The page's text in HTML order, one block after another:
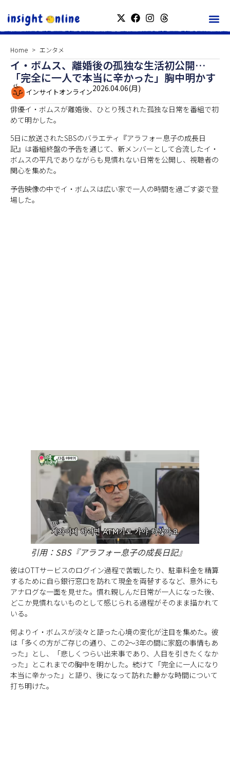
Home エンタメ
イ・ボムス、離婚後の孤独な生活初公開…
「完全に一人で本当に辛かった」胸中明かす
インサイトオンライン2026.04.06(月)
俳優イ・ボムスが離婚後、ひとり残された孤独な日常を番組で初
めて明かした。
5日に放送されたSBSのバラエティ『アラフォー息子の成長日
記』は番組終盤の予告を通じて、新メンバーとして合流したイ・
ボムスの平凡でありながらも見慣れない日常を公開し、視聴者の
関心を集めた。
予告映像の中でイ・ボムスは広い家で一人の時間を過ごす姿で登
場した。
引用：SBS『アラフォー息子の成長日記』
彼はOTTサービスのログイン過程で苦戦したり、駐車料金を精算
するために自ら銀行窓口を訪れて現金を両替するなど、意外にも
アナログな一面を見せた。慣れ親しんだ日常が一人になった後、
どこか見慣れないものとして感じられる過程がそのまま描かれて
いる。
何よりイ・ボムスが淡々と語った心境の変化が注目を集めた。彼
は「多くの方がご存じの通り、この2～3年の間に家庭の事情もあ
った」とし、「悲しくつらい出来事であり、人目を引きたくなか
った」とこれまでの胸中を明かした。続けて「完全に一人になり
本当に辛かった」と語り、後になって訪れた静かな時間について
打ち明けた。